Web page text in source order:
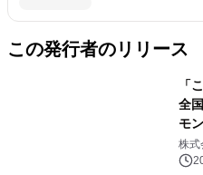
この発行者のリリース
「
全
モ
育
す
株式